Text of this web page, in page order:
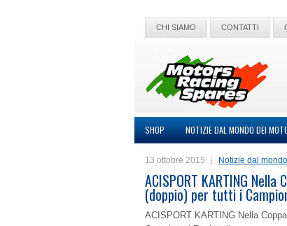
CHI SIAMO CONTATTI
SHOP NOTIZIE DAL MONDO DEI
13 ottobre 2015 Notizie dal
ACISPORT KARTING
(doppio) per tutti i
ACISPORT KARTING Nella